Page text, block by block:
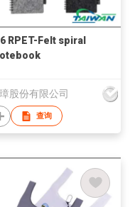
RPET-Felt spiral
股份有限公司
查询